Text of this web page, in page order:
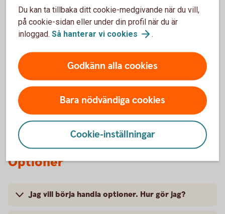
aktier?
Måste man ha valutan amerikanska dollar (USD)
Avgift för valutaväxling?
Optioner
Jag vill börja handla optioner. Hur gör jag?
Du kan ta tillbaka ditt cookie-medgivande när du vill,
på cookie-sidan eller under din profil när du är
inloggad. Så hanterar vi cookies .
Godkänn alla cookies
Bara nödvändiga cookies
Cookie-inställningar